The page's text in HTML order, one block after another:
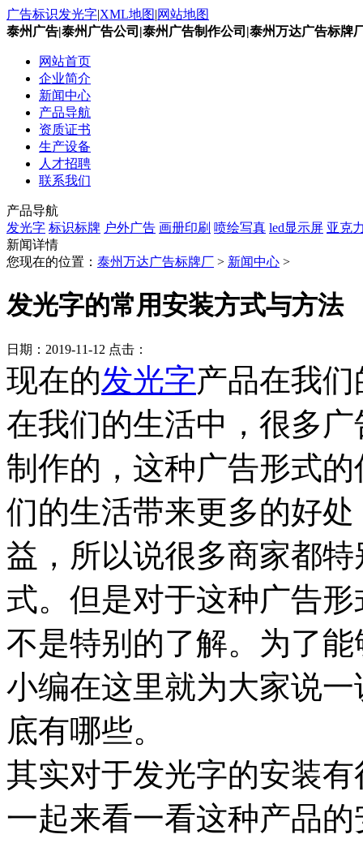
广告标识发光字|XML地图|网站地图
泰州广告|泰州广告公司|泰州广告制作公司|泰州万达广告标牌
网站首页
企业简介
新闻中心
产品导航
资质证书
生产设备
人才招聘
联系我们
产品导航
发光字 标识标牌 户外广告 画册印刷 喷绘写真 led显示屏 亚克
新闻详情
您现在的位置： 泰州万达广告标牌厂 > 新闻中心 >
发光字的常用安装方式与方法
日期： 2019-11-12 点击：
现在的发光字产品在我
在我们的生活中，很多
制作的，这种广告形式
们的生活带来更多的好
益，所以说很多商家都
式。但是对于这种广告
不是特别的了解。为了
小编在这里就为大家说
底有哪些。
其实对于发光字的安装
一起来看一看这种产品